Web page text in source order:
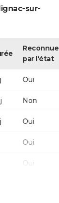
sur-
Reconnue
par l'état
Oui
Non
Oui
Oui
Oui